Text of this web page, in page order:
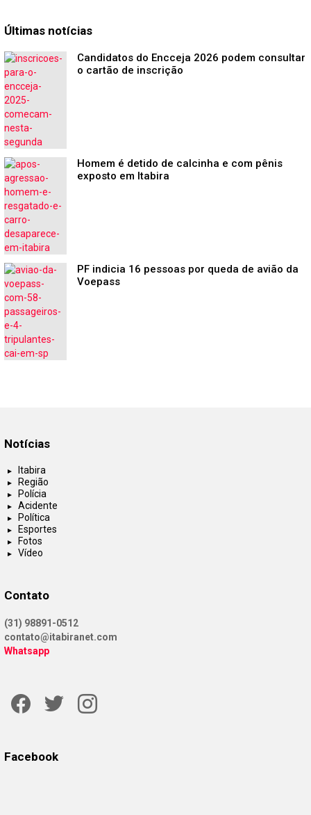
Últimas notícias
Candidatos do Encceja 2026 podem consultar
o cartão de inscrição
Homem é detido de calcinha e com pênis
exposto em Itabira
PF indicia 16 pessoas por queda de avião da
Voepass
Notícias
Itabira
Região
Polícia
Acidente
Política
Esportes
Fotos
Vídeo
Contato
(31) 98891-0512
contato@itabiranet.com
Whatsapp
Facebook